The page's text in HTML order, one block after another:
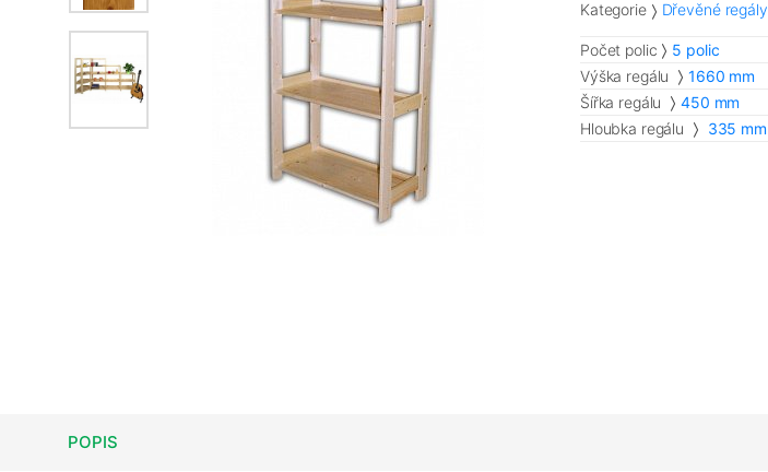
Kategorie Dřevěné regály
Počet polic
5 polic
Výška regálu
1660 mm
Šířka regálu
450 mm
Hloubka regálu
335 mm
POPIS